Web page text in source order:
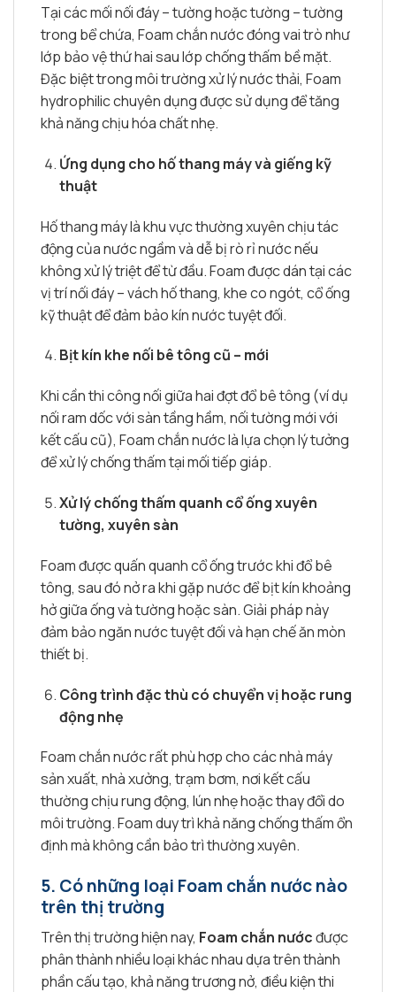
Tại các mối nối đáy – tường hoặc tường – tường
trong bể chứa, Foam chắn nước đóng vai trò như
lớp bảo vệ thứ hai sau lớp chống thấm bề mặt.
Đặc biệt trong môi trường xử lý nước thải, Foam
hydrophilic chuyên dụng được sử dụng để tăng
khả năng chịu hóa chất nhẹ.
Ứng dụng cho hố thang máy và giếng kỹ
thuật
Hố thang máy là khu vực thường xuyên chịu tác
động của nước ngầm và dễ bị rò rỉ nước nếu
không xử lý triệt để từ đầu. Foam được dán tại các
vị trí nối đáy – vách hố thang, khe co ngót, cổ ống
kỹ thuật để đảm bảo kín nước tuyệt đối.
Bịt kín khe nối bê tông cũ – mới
Khi cần thi công nối giữa hai đợt đổ bê tông (ví dụ
nối ram dốc với sàn tầng hầm, nối tường mới với
kết cấu cũ), Foam chắn nước là lựa chọn lý tưởng
để xử lý chống thấm tại mối tiếp giáp.
Xử lý chống thấm quanh cổ ống xuyên
tường, xuyên sàn
Foam được quấn quanh cổ ống trước khi đổ bê
tông, sau đó nở ra khi gặp nước để bịt kín khoảng
hở giữa ống và tường hoặc sàn. Giải pháp này
đảm bảo ngăn nước tuyệt đối và hạn chế ăn mòn
thiết bị.
Công trình đặc thù có chuyển vị hoặc rung
động nhẹ
Foam chắn nước rất phù hợp cho các nhà máy
sản xuất, nhà xưởng, trạm bơm, nơi kết cấu
thường chịu rung động, lún nhẹ hoặc thay đổi do
môi trường. Foam duy trì khả năng chống thấm ổn
định mà không cần bảo trì thường xuyên.
5. Có những loại Foam chắn nước nào
trên thị trường
Trên thị trường hiện nay, Foam chắn nướcđược
phân thành nhiều loại khác nhau dựa trên thành
phần cấu tạo, khả năng trương nở, điều kiện thi